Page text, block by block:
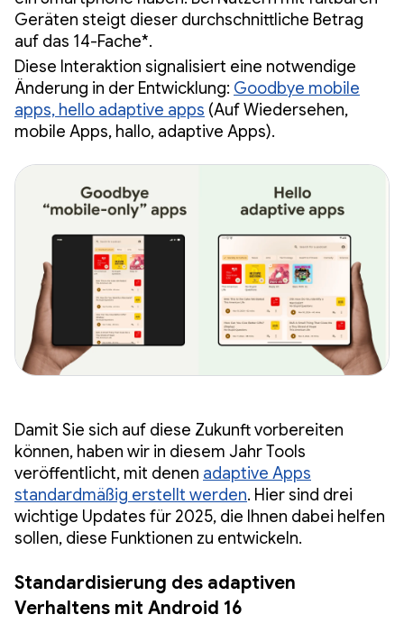
Geräten steigt dieser durchschnittliche Betrag
auf das 14-Fache*.
Diese Interaktion signalisiert eine notwendige
Änderung in der Entwicklung: Goodbye mobile
apps, hello adaptive apps (Auf Wiedersehen,
mobile Apps, hallo, adaptive Apps).
Damit Sie sich auf diese Zukunft vorbereiten
können, haben wir in diesem Jahr Tools
veröffentlicht, mit denen adaptive Apps
standardmäßig erstellt werden. Hier sind drei
wichtige Updates für 2025, die Ihnen dabei helfen
sollen, diese Funktionen zu entwickeln.
Standardisierung des adaptiven
Verhaltens mit Android 16